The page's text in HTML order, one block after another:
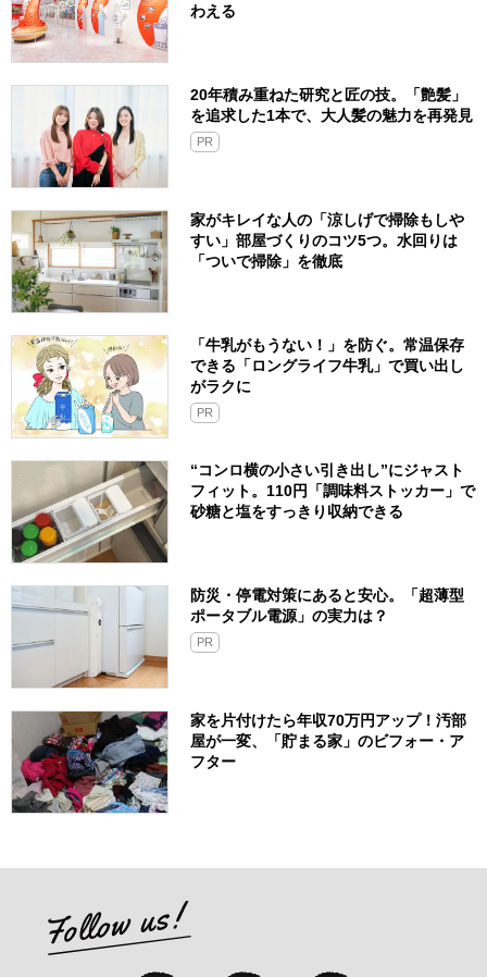
わえる
20年積み重ねた研究と匠の技。「艶髪」
を追求した1本で、大人髪の魅力を再発見
PR
家がキレイな人の「涼しげで掃除もしや
すい」部屋づくりのコツ5つ。水回りは
「ついで掃除」を徹底
「牛乳がもうない！」を防ぐ。常温保存
できる「ロングライフ牛乳」で買い出し
がラクに
PR
“コンロ横の小さい引き出し”にジャスト
フィット。110円「調味料ストッカー」で
砂糖と塩をすっきり収納できる
防災・停電対策にあると安心。「超薄型
ポータブル電源」の実力は？​
PR
家を片付けたら年収70万円アップ！汚部
屋が一変、「貯まる家」のビフォー・ア
フター